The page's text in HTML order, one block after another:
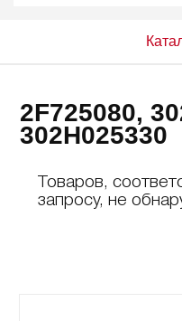
2F725080,
302H025330
Товаров,
запросу, не